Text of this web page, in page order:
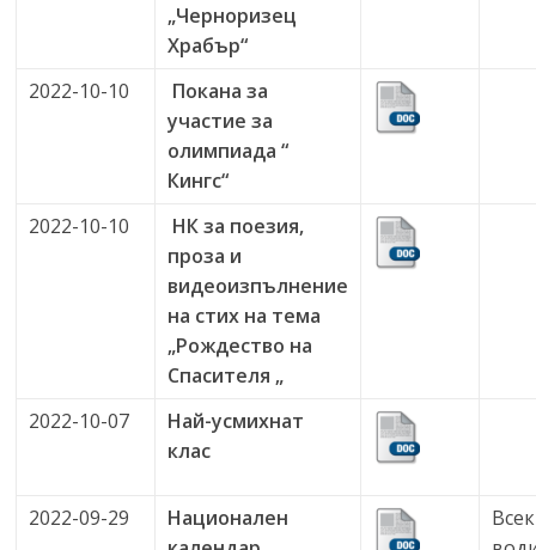
„Черноризец
Храбър“
2022-10-10
Покана за
участие за
олимпиада “
Кингс“
2022-10-10
НК за поезия,
проза и
видеоизпълнение
на стих на тема
„Рождество на
Спасителя „
2022-10-07
Най-усмихнат
клас
2022-09-29
Национален